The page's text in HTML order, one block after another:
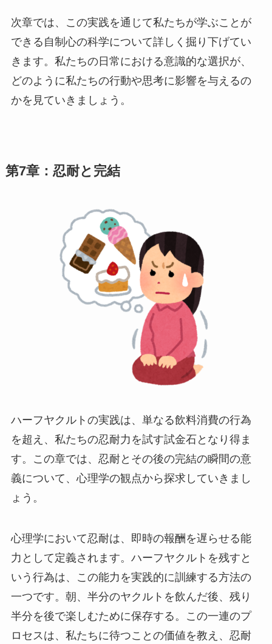
次章では、この実践を通じて私たちが学ぶことが
できる自制心の科学について詳しく掘り下げてい
きます。私たちの日常における意識的な選択が、
どのように私たちの行動や思考に影響を与えるの
かを見ていきましょう。
第7章：忍耐と完結
ハーフヤクルトの実践は、単なる飲料消費の行為
を超え、私たちの忍耐力を試す試金石となり得ま
す。この章では、忍耐とその後の完結の瞬間の意
義について、心理学の観点から探求していきまし
ょう。
心理学において忍耐は、即時の報酬を遅らせる能
力として定義されます。ハーフヤクルトを残すと
いう行為は、この能力を実践的に訓練する方法の
一つです。朝、半分のヤクルトを飲んだ後、残り
半分を後で楽しむために保存する。この一連のプ
ロセスは、私たちに待つことの価値を教え、忍耐